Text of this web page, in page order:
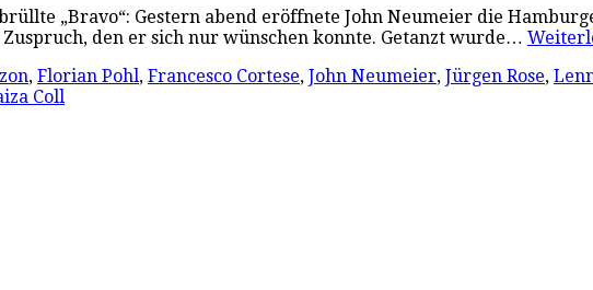
„Bravo“: Gestern abend eröffnete John Neumeier die
den er sich nur wünschen konnte. Getanzt wurde…
, Florian Pohl, Francesco Cortese, John Neumeier, Jürgen Rose,
Coll